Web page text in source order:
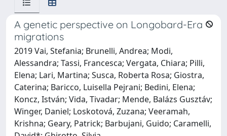
A genetic perspective on Longobard-Era
migrations
2019 Vai, Stefania; Brunelli, Andrea; Modi,
Alessandra; Tassi, Francesca; Vergata, Chiara; Pilli,
Elena; Lari, Martina; Susca, Roberta Rosa; Giostra,
Caterina; Baricco, Luisella Pejrani; Bedini, Elena;
Koncz, István; Vida, Tivadar; Mende, Balázs Gusztáv;
Winger, Daniel; Loskotová, Zuzana; Veeramah,
Krishna; Geary, Patrick; Barbujani, Guido; Caramelli,